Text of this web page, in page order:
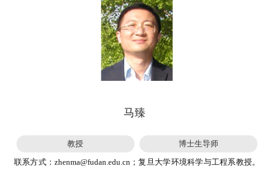
马臻
教授
博士生导师
联系方式：zhenma@fudan.edu.cn；复旦大学环境科学与工程系教授。